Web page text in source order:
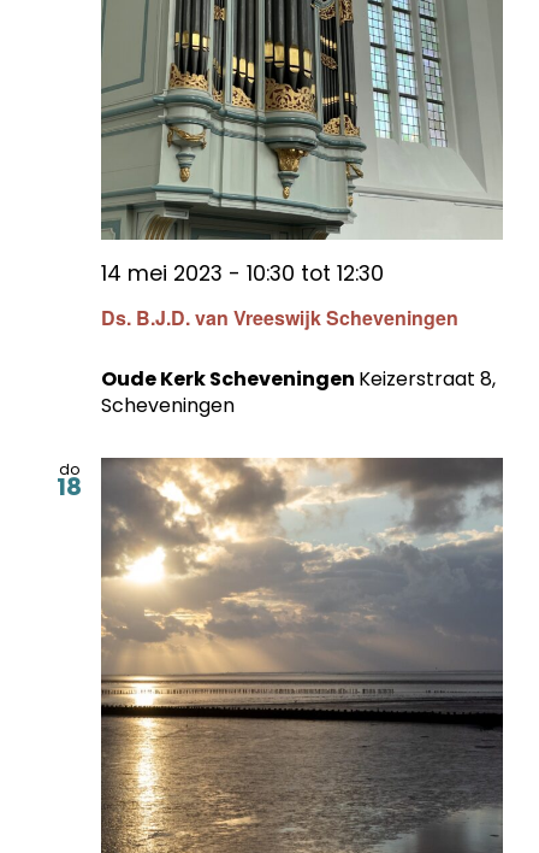
Ds. B.J.D. van Vreeswijk Scheveningen
14 mei 2023 - 10:30 tot 12:30
Oude Kerk Scheveningen Keizerstraat 8,
Scheveningen
do
18